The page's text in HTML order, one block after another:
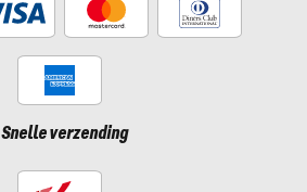
Snelle verzending